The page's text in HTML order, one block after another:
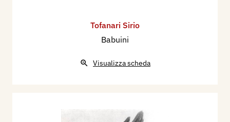
1928 - Sirio Tofanari. Sculptures d’animaux,
E.Ariani, Firenze 1928, ill.;
1930 - Enrico Sacchetti:Sirio Tofanari,
Tofanari Sirio
Babuini
Visualizza scheda